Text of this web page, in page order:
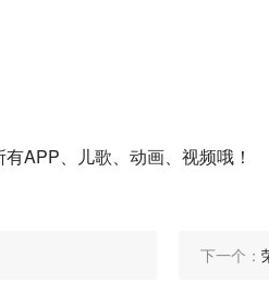
APP、儿歌、动画、视频哦！
下一个：